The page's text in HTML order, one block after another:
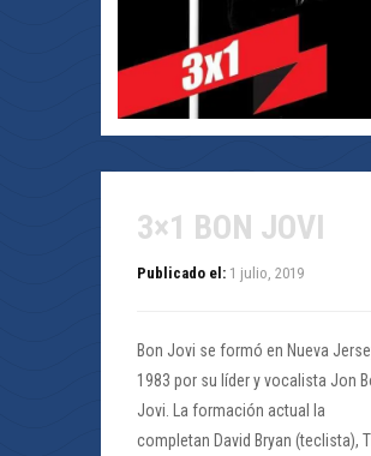
3×1 BON JOVI
Publicado el: 1 julio, 2019
Bon Jovi se formó en Nueva
1983 por su líder y vocalista Jon
Jovi. La formación actual la
completan David Bryan (teclista),